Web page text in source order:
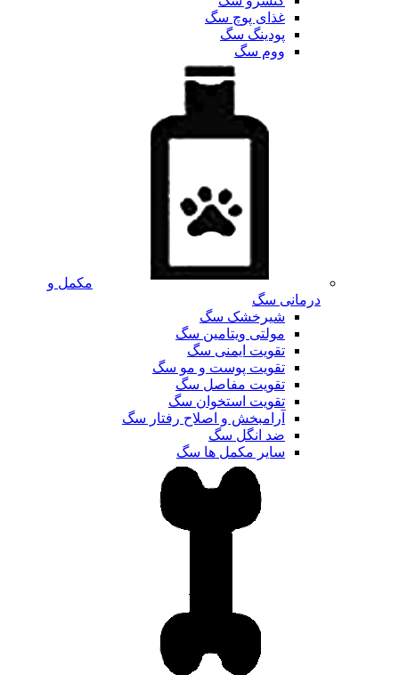
غذای پوچ سگ
پودینگ سگ
ووم سگ
مکمل و
درمانی سگ
شیرخشک سگ
مولتی ویتامین سگ
تقویت ایمنی سگ
تقویت پوست و مو سگ
تقویت مفاصل سگ
تقویت استخوان سگ
آرامبخش و اصلاح رفتار سگ
ضد انگل سگ
سایر مکمل ها سگ